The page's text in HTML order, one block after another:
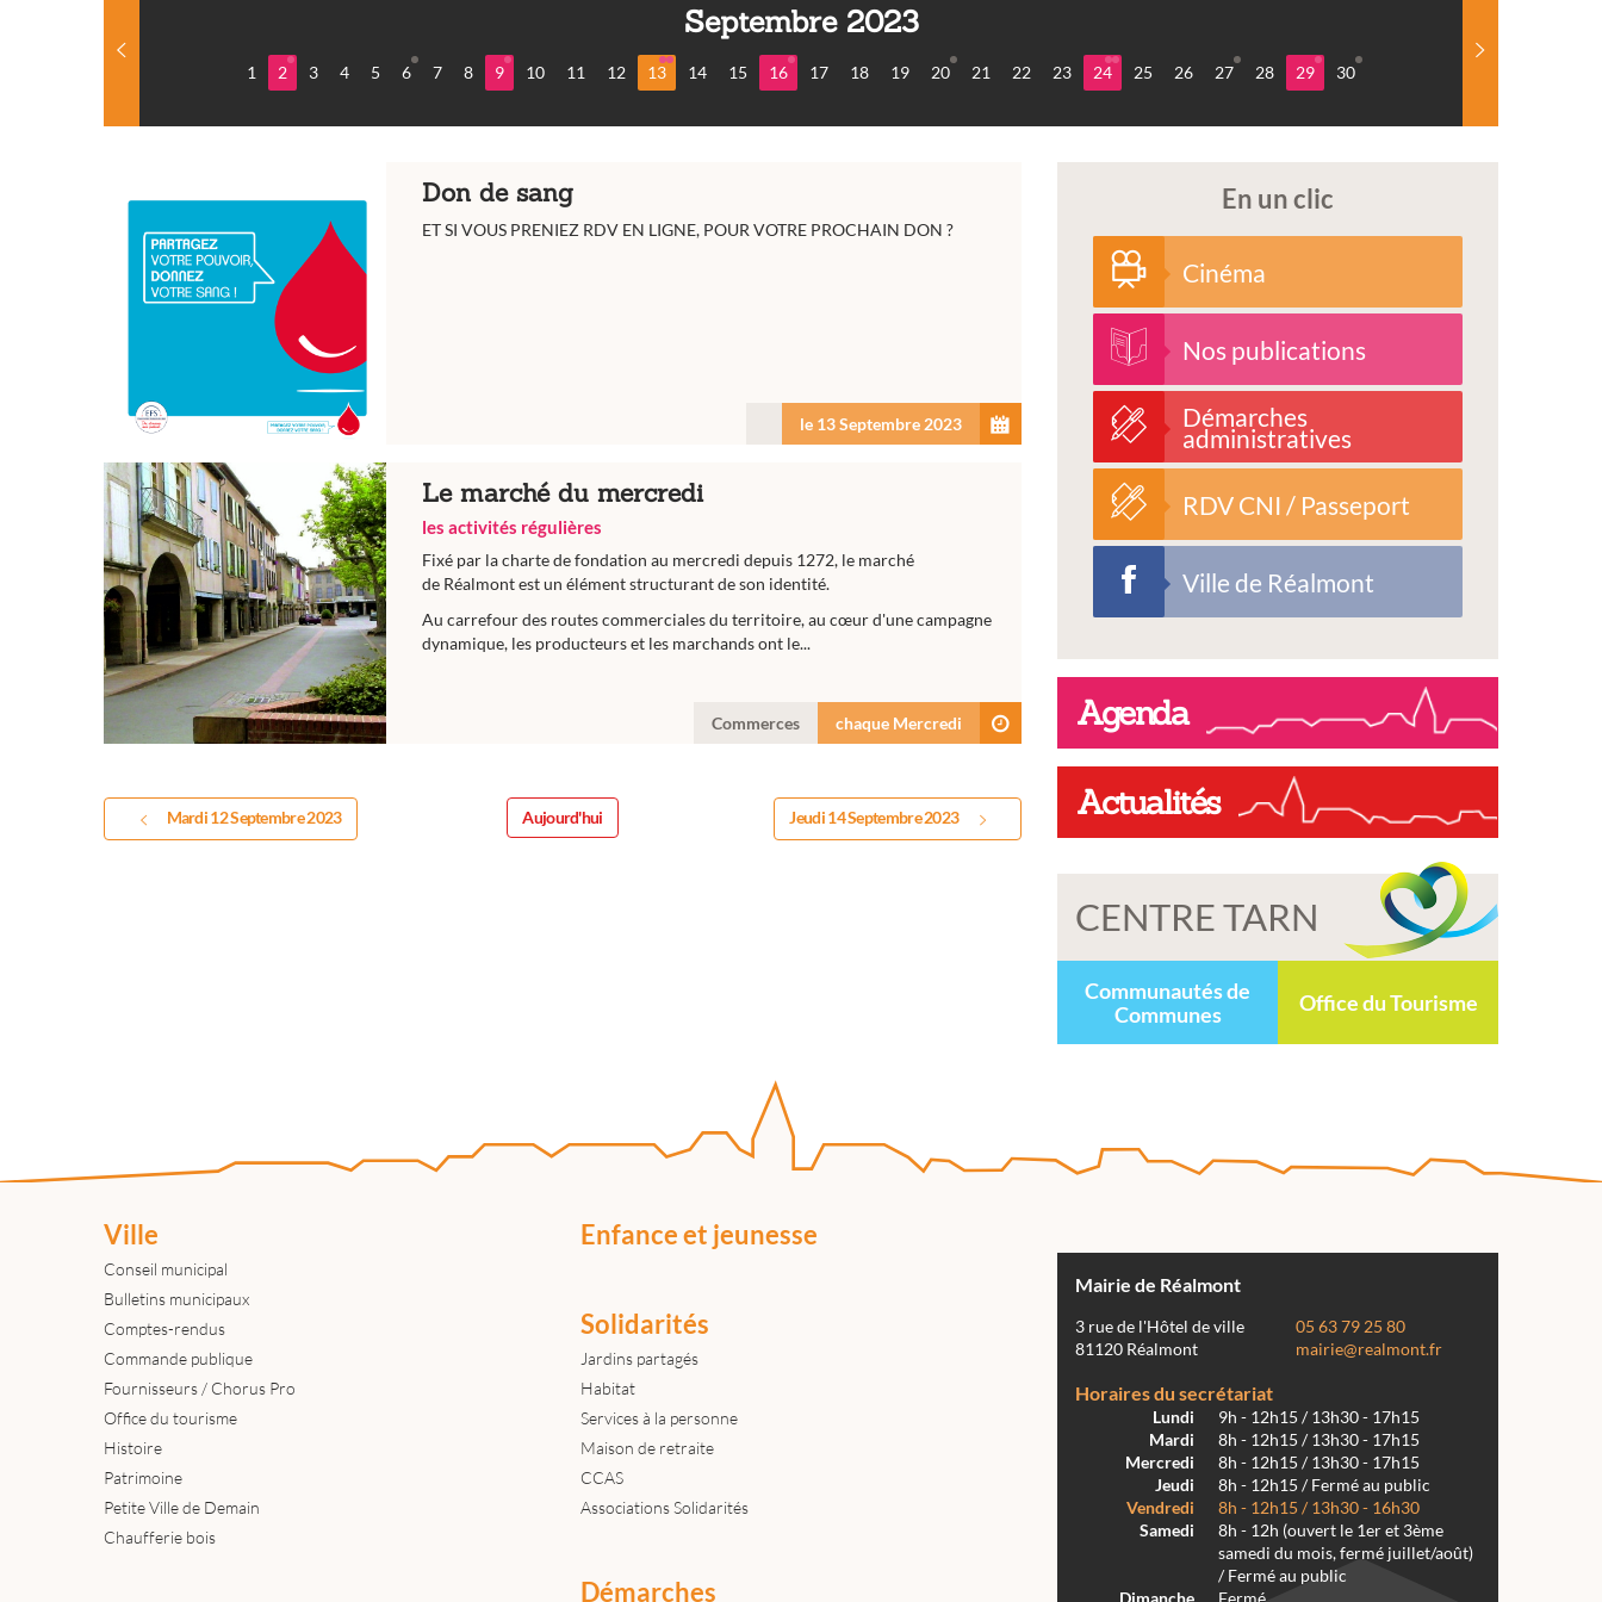
Septembre 2023
1 2 3 4 5 6 7 8 9 10 11 12 13 14 15 16 17 18 19 20 21 22 23 24 25 26 27 28 29 30
Don de sang
ET SI VOUS PRENIEZ RDV EN LIGNE, POUR VOTRE PROCHAIN DON ?
le 13 Septembre 2023
Le marché du mercredi
les activités régulières
Fixé par la charte de fondation au mercredi depuis 1272, le marché
de Réalmont est un élément structurant de son identité.
Au carrefour des routes commerciales du territoire, au cœur d'une campagne
dynamique, les producteurs et les marchands ont le...
Commerces chaque Mercredi
Mardi 12 Septembre 2023 Aujourd'hui Jeudi 14 Septembre 2023
En un clic
Cinéma
Nos publications
Démarches
administratives
RDV CNI / Passeport
Ville de Réalmont
Agenda
Actualités
CENTRE TARN
Communautés de
Communes
Office du Tourisme
Ville
Conseil municipal
Bulletins municipaux
Comptes-rendus
Commande publique
Fournisseurs / Chorus Pro
Office du tourisme
Histoire
Patrimoine
Petite Ville de Demain
Chaufferie bois
Enfance et jeunesse
Solidarités
Jardins partagés
Habitat
Services à la personne
Maison de retraite
CCAS
Associations Solidarités
Démarches
Mairie de Réalmont
3 rue de l'Hôtel de ville
81120 Réalmont
05 63 79 25 80
mairie@realmont.fr
Horaires du secrétariat
Lundi
9h - 12h15 / 13h30 - 17h15
Mardi
8h - 12h15 / 13h30 - 17h15
Mercredi
8h - 12h15 / 13h30 - 17h15
Jeudi
8h - 12h15 / Fermé au public
Vendredi
8h - 12h15 / 13h30 - 16h30
Samedi
8h - 12h (ouvert le 1er et 3ème
samedi du mois, fermé juillet/août)
/ Fermé au public
Dimanche
Fermé